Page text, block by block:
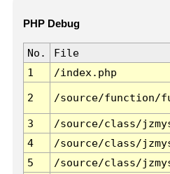
PHP Debug
No. File
1
/index.php
2 /source/function/
3 /source/class/
4
/source/class/
5
/source/class/